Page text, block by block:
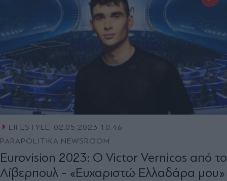
LIFESTYLE 02.05.2023 10:46
PARAPOLITIKA NEWSROOM
Eurovision 2023: Ο Victor Vernicos από το
Λίβερπουλ - «Ευχαριστώ Ελλαδάρα μου»